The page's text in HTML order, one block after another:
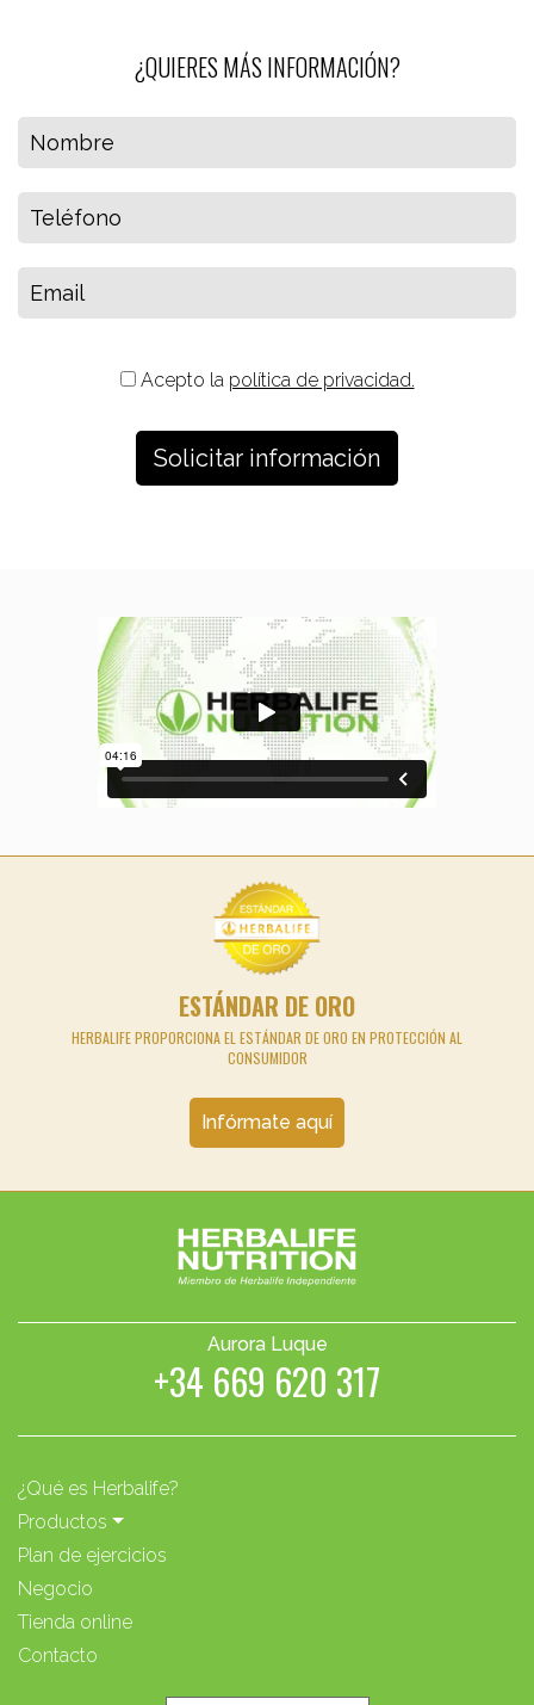
¿QUIERES MÁS INFORMACIÓN?
Acepto la política de privacidad.
ESTÁNDAR DE ORO
HERBALIFE PROPORCIONA EL ESTÁNDAR DE ORO EN PROTECCIÓN AL
CONSUMIDOR
Infórmate aquí
Aurora Luque
+34 669 620 317
¿Qué es Herbalife?
Productos
Plan de ejercicios
Negocio
Tienda online
Contacto